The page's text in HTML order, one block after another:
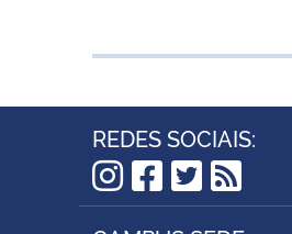
REDES SOCIAIS:
Instagram
Facebook
Twitter
RSS